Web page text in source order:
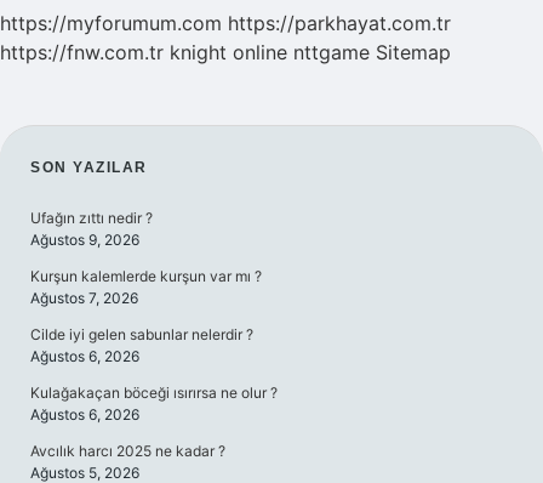
https://myforumum.com https://parkhayat.com.tr
https://fnw.com.tr knight online nttgame Sitemap
SIDEBAR
SON YAZILAR
Ufağın zıttı nedir ?
Ağustos 9, 2026
Kurşun kalemlerde kurşun var mı ?
Ağustos 7, 2026
Cilde iyi gelen sabunlar nelerdir ?
Ağustos 6, 2026
Kulağakaçan böceği ısırırsa ne olur ?
Ağustos 6, 2026
Avcılık harcı 2025 ne kadar ?
Ağustos 5, 2026